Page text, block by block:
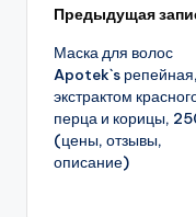
записи
Предыдущая
Маска для волос
Apotek`s
экстрактом
перца и корицы,
(цены, отзывы,
описание)